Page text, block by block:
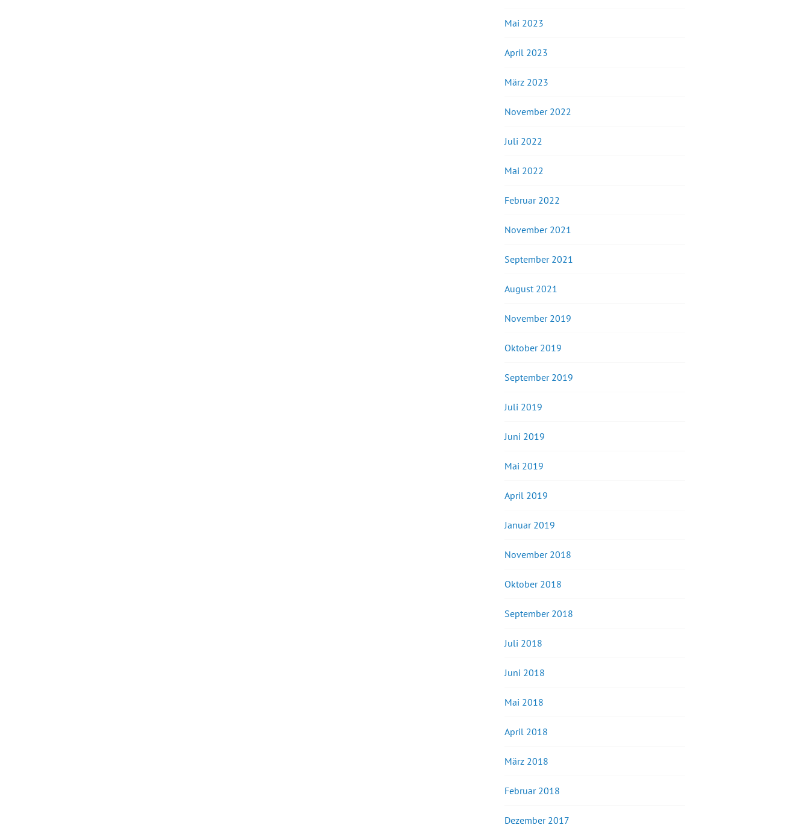
Mai 2023
April 2023
März 2023
November 2022
Juli 2022
Mai 2022
Februar 2022
November 2021
September 2021
August 2021
November 2019
Oktober 2019
September 2019
Juli 2019
Juni 2019
Mai 2019
April 2019
Januar 2019
November 2018
Oktober 2018
September 2018
Juli 2018
Juni 2018
Mai 2018
April 2018
März 2018
Februar 2018
Dezember 2017